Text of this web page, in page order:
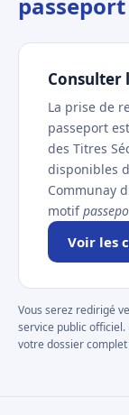
Consulter
La prise de
passeport
des Titres
disponibles
Communay
motif
Voir les
Vous serez redirigé
service public
votre dossier